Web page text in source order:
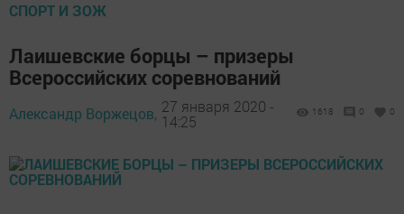
СПОРТ И ЗОЖ
Лаишевские борцы – призеры
Всероссийских соревнований
Александр Воржецов, 27 января 2020 -
14:25
1618 0 0